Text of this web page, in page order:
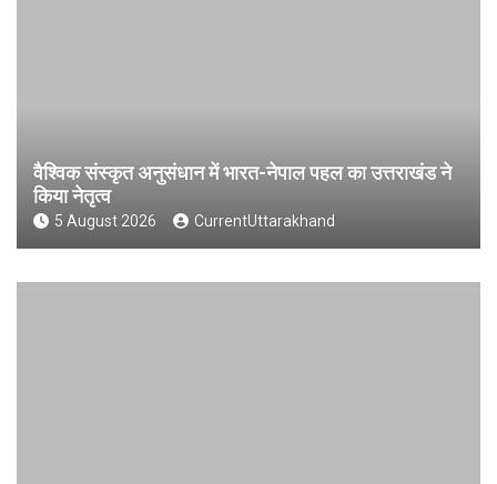
वैश्विक संस्कृत अनुसंधान में भारत-नेपाल पहल का उत्तराखंड ने
किया नेतृत्व
5 August 2026 CurrentUttarakhand